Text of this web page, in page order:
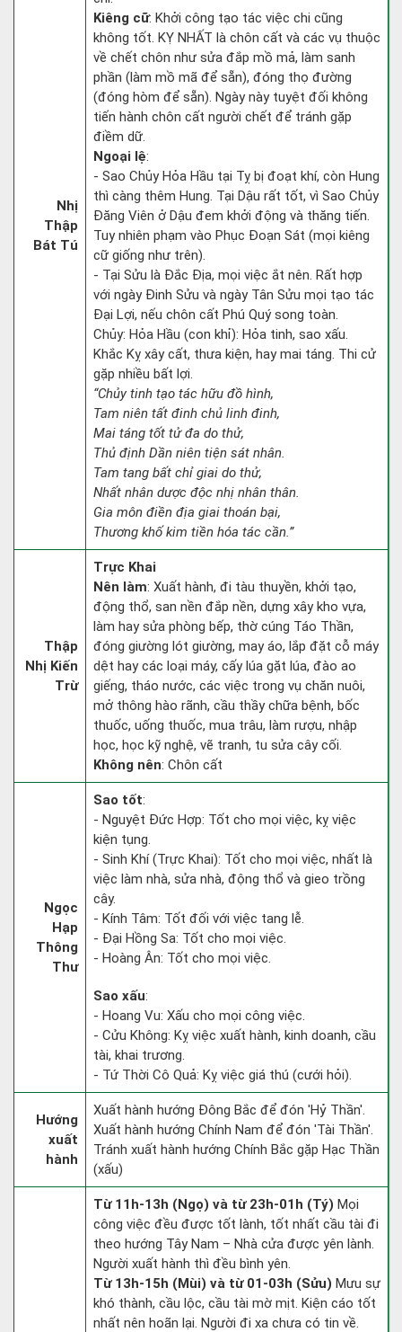
Nhị
Thập
Bát Tú
Kiêng cữ: Khởi công tạo tác việc chi cũng
không tốt. KỴ NHẤT là chôn cất và các vụ thuộc
về chết chôn như sửa đắp mồ mả, làm sanh
phần (làm mồ mã để sẵn), đóng thọ đường
(đóng hòm để sẵn). Ngày này tuyệt đối không
tiến hành chôn cất người chết để tránh gặp
điềm dữ.
Ngoại lệ:
- Sao Chủy Hỏa Hầu tại Tỵ bị đoạt khí, còn Hung
thì càng thêm Hung. Tại Dậu rất tốt, vì Sao Chủy
Đăng Viên ở Dậu đem khởi động và thăng tiến.
Tuy nhiên phạm vào Phục Đoạn Sát (mọi kiêng
cữ giống như trên).
- Tại Sửu là Đắc Địa, mọi việc ắt nên. Rất hợp
với ngày Đinh Sửu và ngày Tân Sửu mọi tạo tác
Đại Lợi, nếu chôn cất Phú Quý song toàn.
Chủy: Hỏa Hầu (con khỉ): Hỏa tinh, sao xấu.
Khắc Kỵ xây cất, thưa kiện, hay mai táng. Thi cử
gặp nhiều bất lợi.
“Chủy tinh tạo tác hữu đồ hình,
Tam niên tất đinh chủ linh đinh,
Mai táng tốt tử đa do thử,
Thủ định Dần niên tiện sát nhân.
Tam tang bất chỉ giai do thử,
Nhất nhân dược độc nhị nhân thân.
Gia môn điền địa giai thoán bại,
Thương khố kim tiền hóa tác cần.”
Thập
Nhị Kiến
Trừ
Trực Khai
Nên làm: Xuất hành, đi tàu thuyền, khởi tạo,
động thổ, san nền đắp nền, dựng xây kho vựa,
làm hay sửa phòng bếp, thờ cúng Táo Thần,
đóng giường lót giường, may áo, lắp đặt cỗ máy
dệt hay các loại máy, cấy lúa gặt lúa, đào ao
giếng, tháo nước, các việc trong vụ chăn nuôi,
mở thông hào rãnh, cầu thầy chữa bệnh, bốc
thuốc, uống thuốc, mua trâu, làm rượu, nhập
học, học kỹ nghệ, vẽ tranh, tu sửa cây cối.
Không nên: Chôn cất
Ngọc
Hạp
Thông
Thư
Sao tốt:
- Nguyệt Đức Hợp: Tốt cho mọi việc, kỵ việc
kiện tụng.
- Sinh Khí (Trực Khai): Tốt cho mọi việc, nhất là
việc làm nhà, sửa nhà, động thổ và gieo trồng
cây.
- Kính Tâm: Tốt đối với việc tang lễ.
- Đại Hồng Sa: Tốt cho mọi việc.
- Hoàng Ân: Tốt cho mọi việc.
Sao xấu:
- Hoang Vu: Xấu cho mọi công việc.
- Cửu Không: Kỵ việc xuất hành, kinh doanh, cầu
tài, khai trương.
- Tứ Thời Cô Quả: Kỵ việc giá thú (cưới hỏi).
Hướng
xuất
hành
Xuất hành hướng Đông Bắc để đón 'Hỷ Thần'.
Xuất hành hướng Chính Nam để đón 'Tài Thần'.
Tránh xuất hành hướng Chính Bắc gặp Hạc Thần
(xấu)
Từ 11h-13h (Ngọ) và từ 23h-01h (Tý) Mọi
công việc đều được tốt lành, tốt nhất cầu tài đi
theo hướng Tây Nam – Nhà cửa được yên lành.
Người xuất hành thì đều bình yên.
Từ 13h-15h (Mùi) và từ 01-03h (Sửu) Mưu sự
khó thành, cầu lộc, cầu tài mờ mịt. Kiện cáo tốt
nhất nên hoãn lại. Người đi xa chưa có tin về.